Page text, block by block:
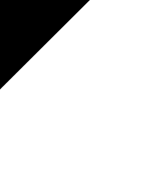
52ab77f .jupiterx-product-review-
2151 .elementor-
52ab77f .jupiterx-product-review-
wrapper{gap:15px;}
Xả Bồn Âm Tường ES1203”